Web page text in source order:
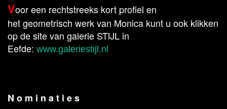
Voor een rechtstreeks kort profiel en
het geometrisch werk van Monica kunt u ook klikken
op de site van galerie STIJL in
Eefde: www.galeriestijl.nl
N o m i n a t i e s